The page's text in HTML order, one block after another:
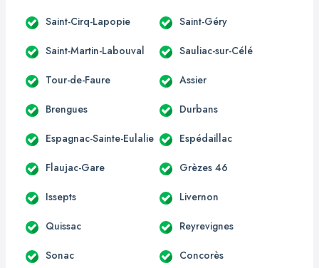
Saint-Cirq-Lapopie Saint-Géry
Saint-Martin-Labouval Sauliac-sur-Célé
Tour-de-Faure Assier
Brengues Durbans
Espagnac-Sainte-Eulalie Espédaillac
Flaujac-Gare Grèzes 46
Issepts Livernon
Quissac Reyrevignes
Sonac Concorès